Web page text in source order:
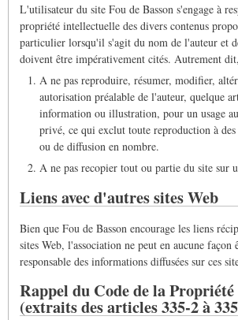
L'utilisateur du site Fou de Basson s'engage à
propriété intellectuelle des divers contenus
particulier lorsqu'il s'agit du nom de l'auteur et
doivent être impérativement cités. Autrement
A ne pas reproduire, résumer, modifier,
autorisation préalable de l'auteur, quelque
information ou illustration, pour un usage
privé, ce qui exclut toute reproduction à
ou de diffusion en nombre.
A ne pas recopier tout ou partie du site sur
Liens avec d'autres sites Web
Bien que Fou de Basson encourage les liens
sites Web, l'association ne peut en aucune façon
responsable des informations diffusées sur ces
Rappel du Code de la
(extraits des articles 335-2 à